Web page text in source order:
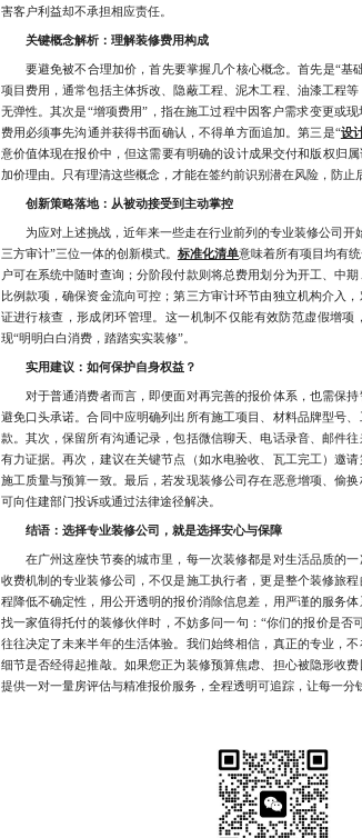
害客户利益却不承担相应责任。
关键概念解析：理解装修费用构成
要避免被不合理加价，首先要掌握几个核心概念。首先是“基
项目费用，通常包括主体拆改、隐蔽工程、泥木工程、油漆工程等
无弹性。其次是“增项费用”，指在施工过程中因客户需求变更或
费用必须事先沟通并获得书面确认，不得单方面追加。第三是“设
意价值体现在报价中，但这需要有明确的设计成果交付和版权归
加价理由。只有理清这些概念，才能在签约前识别潜在风险，防止
创新策略落地：从被动接受到主动掌控
为应对上述挑战，近年来一些走在行业前列的专业装修公司开
三方审计”三位一体的创新模式。 标准化清单意味着所有项目均有
户可在系统中随时查询；分阶段付款则将总费用划分为开工、中
比例款项，确保资金流向可控；第三方审计环节由独立机构介入
证进行核查，形成闭环管理。这一机制不仅能有效防范虚假增项
现“明明白白消费，踏踏实实装修”。
实用建议：如何保护自身权益？
对于普通消费者而言，即便面对再完善的报价体系，也需保持
避免口头承诺。合同中应明确列出所有施工项目、材料品牌型号
款。其次，保留所有沟通记录，包括微信聊天、电话录音、邮件
有力证据。再次，建议在关键节点（如水电验收、瓦工完工）邀
施工质量与预算一致。最后，若发现装修公司存在恶意增项、偷
可向住建部门投诉或通过法律途径解决。
结语：选择专业装修公司，就是选择安心与保障
在广州这座快节奏的城市里，每一次装修都是对生活品质的一
收费机制的专业装修公司，不仅是施工执行者，更是整个装修旅
程降低不确定性，用公开透明的报价消除信息差，用严谨的服务
找一家值得托付的装修伙伴时，不妨多问一句：“你们的报价是否
往往决定了未来半年的生活体验。我们始终相信，真正的专业，
细节是否经得起推敲。如果您正为装修预算焦虑、担心被隐形收费
提供一对一量房评估与精准报价服务，全程透明可追踪，让每一分